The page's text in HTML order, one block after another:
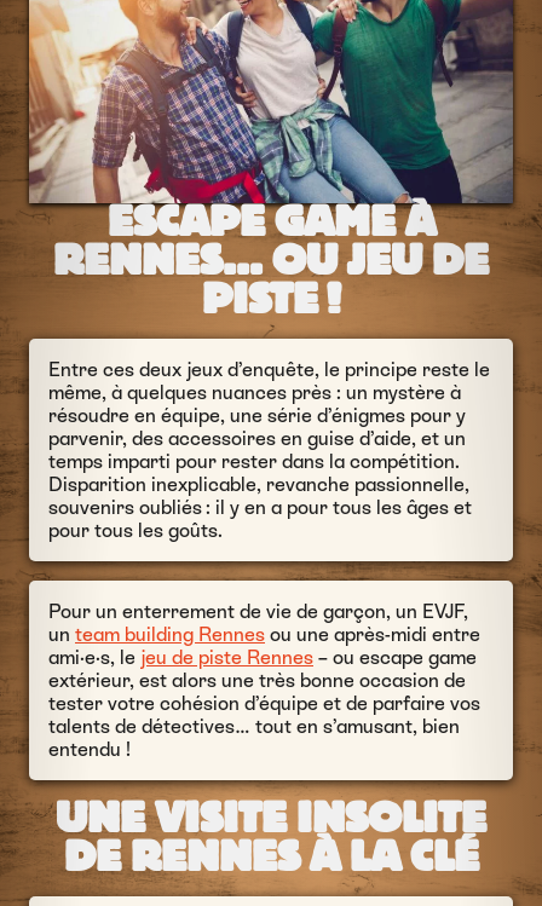
ESCAPE GAME À
RENNES… OU JEU DE
PISTE !
Entre ces deux jeux d’enquête, le principe reste le
même, à quelques nuances près : un mystère à
résoudre en équipe, une série d’énigmes pour y
parvenir, des accessoires en guise d’aide, et un
temps imparti pour rester dans la compétition.
Disparition inexplicable, revanche passionnelle,
souvenirs oubliés : il y en a pour tous les âges et
pour tous les goûts.
Pour un enterrement de vie de garçon, un EVJF,
un team building Rennes ou une après-midi entre
ami·e·s, le jeu de piste Rennes – ou escape game
extérieur, est alors une très bonne occasion de
tester votre cohésion d’équipe et de parfaire vos
talents de détectives… tout en s’amusant, bien
entendu !
UNE VISITE INSOLITE
DE RENNES À LA CLÉ